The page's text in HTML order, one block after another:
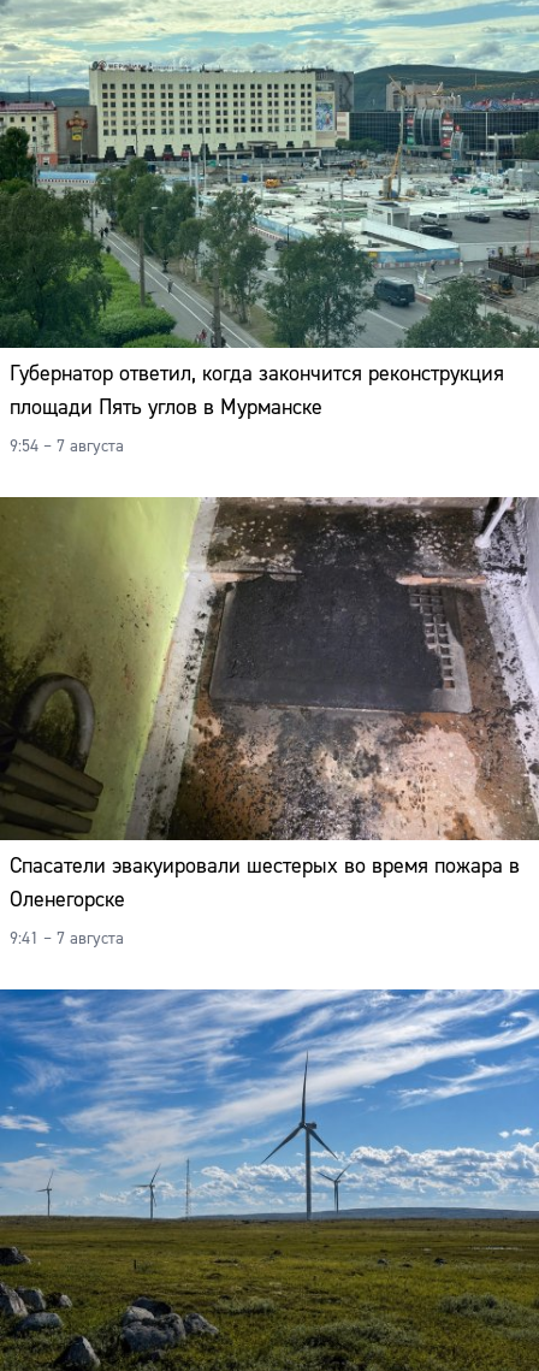
Губернатор ответил, когда закончится реконструкция
площади Пять углов в Мурманске
9:54 – 7 августа
Спасатели эвакуировали шестерых во время пожара в
Оленегорске
9:41 – 7 августа
Адрес:
Телефон: